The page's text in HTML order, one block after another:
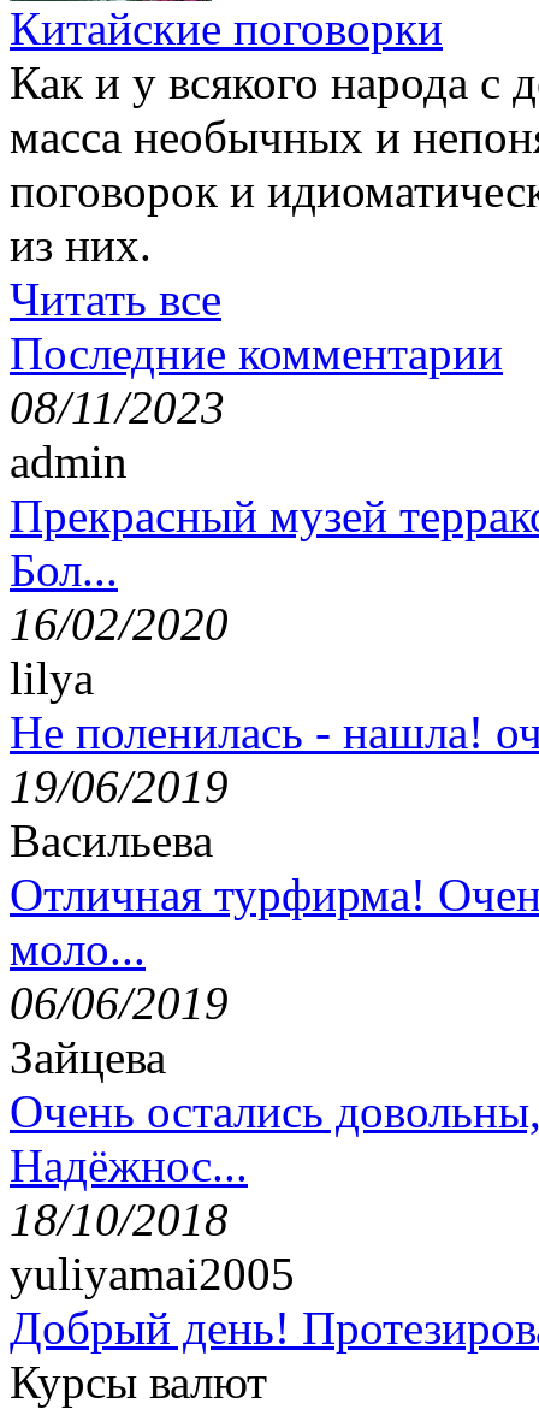
Китайские поговорки
Как и у всякого народа с
масса необычных и
поговорок и
из них.
Читать все
Последние комментарии
08/11/2023
admin
Прекрасный музей
Бол...
16/02/2020
lilya
Не поленилась - нашла!
19/06/2019
Васильева
Отличная турфирма!
моло...
06/06/2019
Зайцева
Очень остались
Надёжнос...
18/10/2018
yuliyamai2005
Добрый день!
Курсы валют